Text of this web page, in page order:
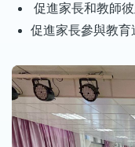
促進家長和教師
促進家長參與教育